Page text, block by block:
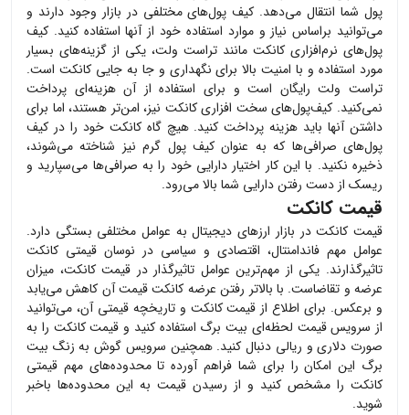
پول شما انتقال می‌دهد. کیف پول‌های مختلفی در بازار وجود دارند و
می‌توانید براساس نیاز و موارد استفاده خود از آنها استفاده کنید. کیف
پول‌های نرم‌افزاری کانکت مانند تراست ولت، یکی از گزینه‌های بسیار
مورد استفاده و با امنیت بالا برای نگهداری و جا به جاییکانکت است.
تراست ولت رایگان است و برای استفاده از آن هزینه‌ای پرداخت
نمی‌کنید. کیف‌پول‌های سخت افزاریکانکت نیز، امن‌تر هستند، اما برای
داشتن آنها باید هزینه پرداخت کنید. هیچ گاهکانکت خود را در کیف
پول‌های صرافی‌ها که به عنوان کیف پول گرم نیز شناخته می‌شوند،
ذخیره نکنید. با این کار اختیار دارایی خود را به صرافی‌ها می‌سپارید و
ریسک از دست رفتن دارایی شما بالا می‌رود.
قیمت کانکت
قیمت کانکتدر بازار ارزهای دیجیتال به عوامل مختلفی بستگی دارد.
عوامل مهم فاندامنتال، اقتصادی و سیاسی در نوسان قیمتی کانکت
تاثیرگذارند. یکی از مهم‌ترین عوامل تاثیرگذار در قیمتکانکت، میزان
عرضه و تقاضاست. با بالاتر رفتن عرضه کانکتقیمت آن کاهش می‌یابد
و برعکس. برای اطلاع از قیمتکانکت و تاریخچه قیمتی آن، می‌توانید
از سرویس قیمت لحظه‌ای بیت برگ استفاده کنید و قیمتکانکت را به
صورت دلاری و ریالی دنبال کنید. همچنین سرویس گوش به زنگ بیت
برگ این امکان را برای شما فراهم آورده تا محدوده‌های مهم قیمتی
کانکت را مشخص کنید و از رسیدن قیمت به این محدوده‌ها باخبر
شوید.